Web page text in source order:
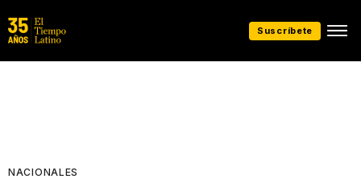
Suscríbete
NACIONALES